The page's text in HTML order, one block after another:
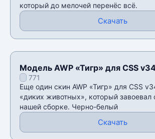
который до мелочей перенёс всё.
Скачать
Модель AWP «Тигр» для CSS
771
Еще один скин AWP «Тигр» для CSS
«диких животных», который завоевал
нашей сборке. Черно-белый
Скачать